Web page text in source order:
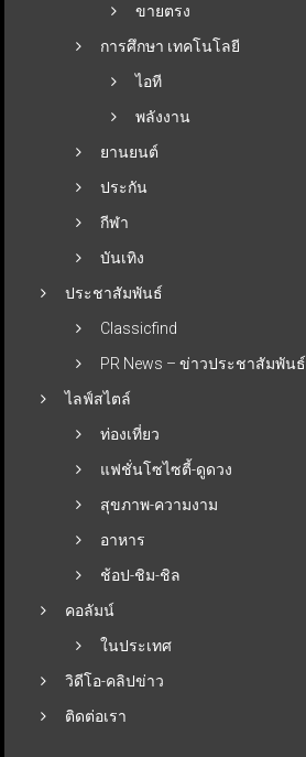
ขายตรง
การศึกษา เทคโนโลยี
ไอที
พลังงาน
ยานยนต์
ประกัน
กีฬา
บันเทิง
ประชาสัมพันธ์
Classicfind
PR News – ข่าวประชาสัมพันธ์
ไลฟ์สไตล์
ท่องเที่ยว
แฟชั่นโซไซตี้-ดูดวง
สุขภาพ-ความงาม
อาหาร
ช้อป-ชิม-ชิล
คอลัมน์
ในประเทศ
วิดีโอ-คลิปข่าว
ติดต่อเรา